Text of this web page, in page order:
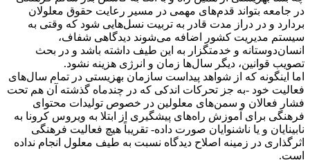
در جامعه بتواند قدم‌های مهمی در مسیر رعایت حقوق معلولان
بردارد و در دراز مدت قادر به تربیت نسل‌هایی شود که وقتی به
سیستم مدیریت کشور اضافه می‌شوند دیدگاهی شفاف،
انسان‌دوستانه و خدمتگزار به این طیف داشته باشد و در بحث
تصویب قوانین، دیگر سال‌ها زمان و انرژی هزینه نشود.
اما اینگونه که از شواهد پیداست سازمان بهزیستی در تمام سال‌های
فعالیت خود -به جز تحرکات اندکی که در چندماه گذشته آن هم تحت
فشار فعالان و سمن‌های معلولین در خصوص تولیدات محتوای
فرهنگی برای آموزش راه‌های پیشگیری از ابتلا به ویروس کرونا به
نابینایان و یا ناشنوایان صورت داده- تقریباً هیچ فعالیت فرهنگی
اثرگذاری در زمینه اصلاح دیدگاه نسبت به طیف معلول انجام نداده
است.